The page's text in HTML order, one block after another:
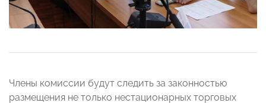
Члены комиссии будут следить за законностью
размещения не только нестационарных торговых